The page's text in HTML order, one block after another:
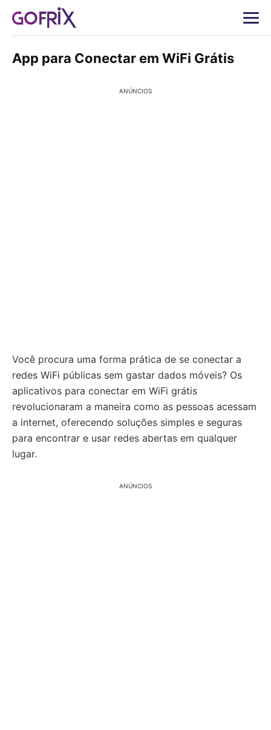
App para Conectar em WiFi Grátis
ANÚNCIOS
Você procura uma forma prática de se conectar a
redes WiFi públicas sem gastar dados móveis? Os
aplicativos para conectar em WiFi grátis
revolucionaram a maneira como as pessoas acessam
a internet, oferecendo soluções simples e seguras
para encontrar e usar redes abertas em qualquer
lugar.
ANÚNCIOS